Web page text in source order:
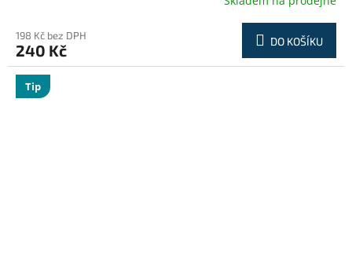
198 Kč bez DPH
240 Kč DO KOŠÍKU
Tip